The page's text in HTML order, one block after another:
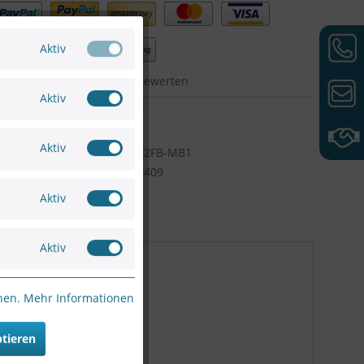
Bewerten
Nr:
DHI-VTO4202FB-MB1
6923172508409
Aktiv
Aktiv
Aktiv
Aktiv
Aktiv
Mehr Informationen